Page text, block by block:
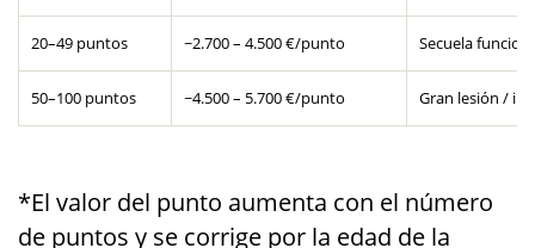
20–49 puntos ~2.700 – 4.500 €/punto Secuela
50–100 puntos ~4.500 – 5.700 €/punto Gran lesión /
*El valor del punto aumenta con el número
de puntos y se corrige por la edad de la